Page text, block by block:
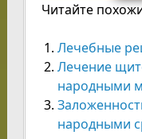
Читайте
Лечебные
Лечение
народными
народными